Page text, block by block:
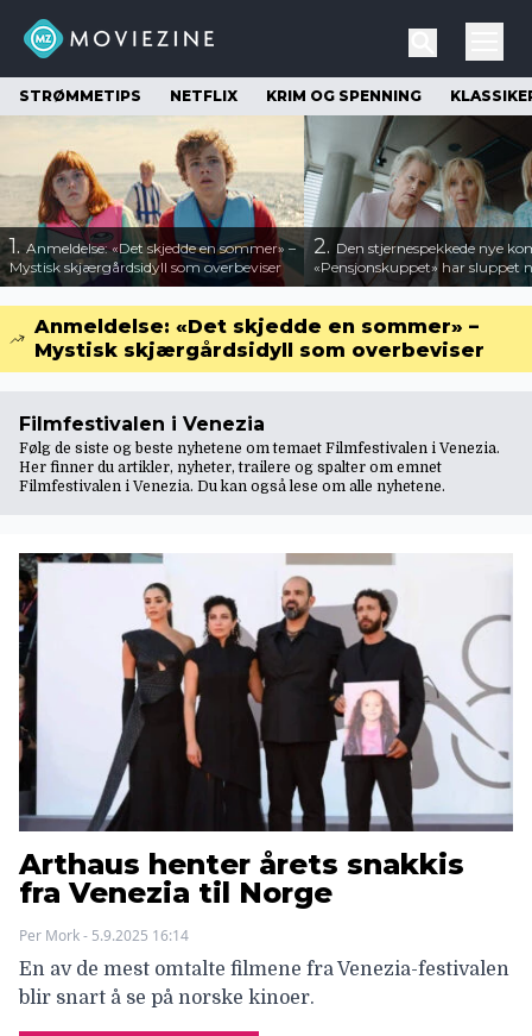
STRØMMETIPS NETFLIX KRIM OG SPENNING
1.Anmeldelse: «Det skjedde en sommer» –
Mystisk skjærgårdsidyll som overbeviser
2. Den stjernespekkede nye
«Pensjonskuppet» har sluppet
Anmeldelse: «Det skjedde en sommer» –
Mystisk skjærgårdsidyll som overbeviser
Filmfestivalen i Venezia
Følg de siste og beste nyhetene om temaet Filmfestivalen i Venezia.
Her finner du artikler, nyheter, trailere og spalter om emnet
Filmfestivalen i Venezia. Du kan også lese om alle nyhetene.
Arthaus henter årets snakkis
fra Venezia til Norge
Per Mork - 5.9.2025 16:14
En av de mest omtalte filmene fra Venezia-festivalen
blir snart å se på norske kinoer.